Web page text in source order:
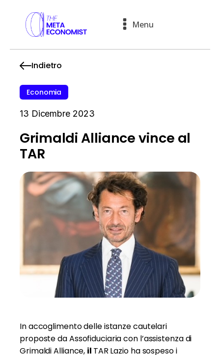
Menu
Indietro
Economia
13 Dicembre 2023
Grimaldi Alliance vince al
TAR
In accoglimento delle istanze cautelari
proposte da Assofiduciaria con l’assistenza di
Grimaldi Alliance, il TAR Lazio ha sospeso i